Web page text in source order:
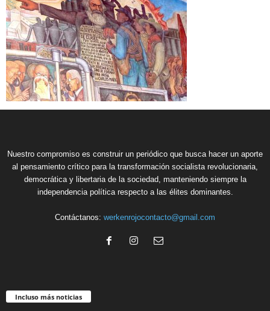
Nuestro compromiso es construir un periódico que busca hacer un aporte
al pensamiento crítico para la transformación socialista revolucionaria,
democrática y libertaria de la sociedad, manteniendo siempre la
independencia política respecto a las élites dominantes.
Contáctanos: werkenrojocontacto@gmail.com
Incluso más noticias